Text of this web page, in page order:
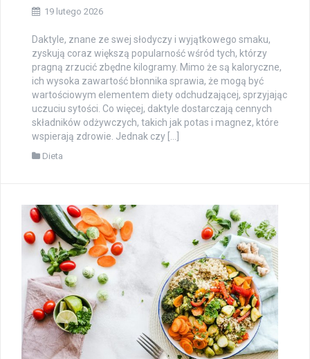
19 lutego 2026
Daktyle, znane ze swej słodyczy i wyjątkowego smaku,
zyskują coraz większą popularność wśród tych, którzy
pragną zrzucić zbędne kilogramy. Mimo że są kaloryczne,
ich wysoka zawartość błonnika sprawia, że mogą być
wartościowym elementem diety odchudzającej, sprzyjając
uczuciu sytości. Co więcej, daktyle dostarczają cennych
składników odżywczych, takich jak potas i magnez, które
wspierają zdrowie. Jednak czy […]
Dieta